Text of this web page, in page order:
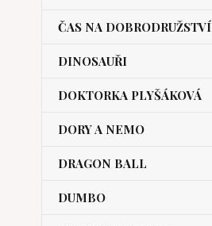
ČAS NA DOBRODRUŽSTVÍ
DINOSAUŘI
DOKTORKA PLYŠÁKOVÁ
DORY A NEMO
DRAGON BALL
DUMBO